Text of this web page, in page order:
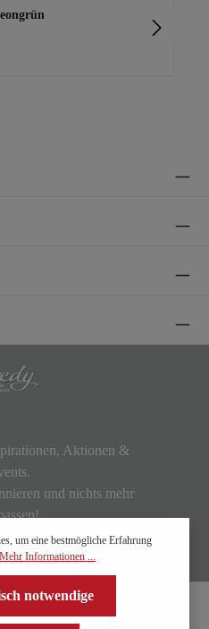
Aktionen &
und nichts mehr
um eine bestmögliche Erfahrung
Mehr Informationen ...
notwendige